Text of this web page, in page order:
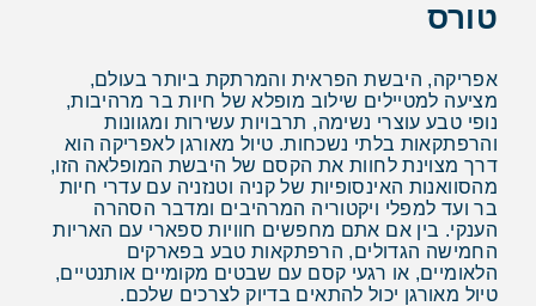
טורס
אפריקה, היבשת הפראית והמרתקת ביותר בעולם,
מציעה למטיילים שילוב מופלא של חיות בר מרהיבות,
נופי טבע עוצרי נשימה, תרבויות עשירות ומגוונות
והרפתקאות בלתי נשכחות. טיול מאורגן לאפריקה הוא
דרך מצוינת לחוות את הקסם של היבשת המופלאה הזו,
מהסוואנות האינסופיות של קניה וטנזניה עם עדרי חיות
בר ועד למפלי ויקטוריה המרהיבים ומדבר הסהרה
הענקי. בין אם אתם מחפשים חוויות ספארי עם האריות
החמישה הגדולים, הרפתקאות טבע בפארקים
הלאומיים, או רגעי קסם עם שבטים מקומיים אותנטיים,
טיול מאורגן יכול להתאים בדיוק לצרכים שלכם.